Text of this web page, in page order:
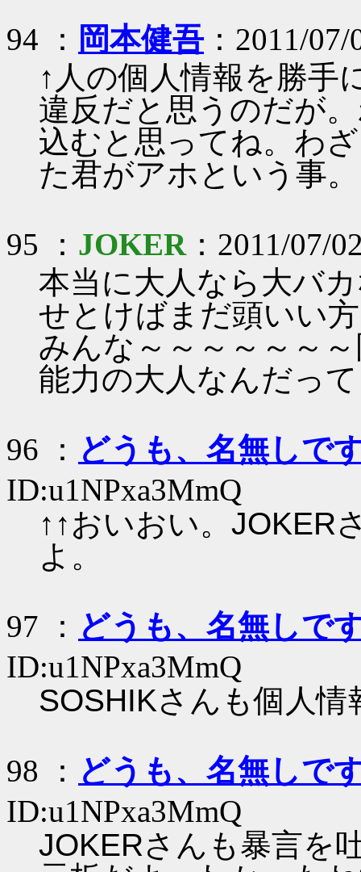
94 ： 岡本健吾：2011/07/
↑人の個人情報を勝手
違反だと思うのだが
込むと思ってね。わ
た君がアホという事
95 ： JOKER：2011/07/
本当に大人なら大バ
せとけばまだ頭いい
みんな～～～～～～
能力の大人なんだっ
96 ： どうも、名無しで
ID:u1NPxa3MmQ
↑↑おいおい。JOKER
よ。
97 ： どうも、名無しで
ID:u1NPxa3MmQ
SOSHIKさんも個人
98 ： どうも、名無しで
ID:u1NPxa3MmQ
JOKERさんも暴言を